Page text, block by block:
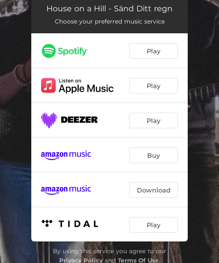
När jag har Dig 03:33
Come to the Father 05:15
Du är min dyra skatt 04:17
Kristus är mitt hopp 04:50
Här inför Dig 05:39
Sänd Ditt regn 05:48
Min själs hem 04:09
03:32
05:46
Everlasting God 04:28
House on a Hill - Sänd Ditt regn
Choose your preferred music service
Play
Play
Play
Buy
Download
Play
By using this service you agree to our
Privacy Policyand Terms Of Use.